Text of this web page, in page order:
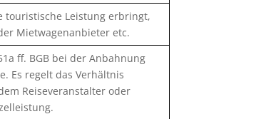
touristische Leistung erbringt,
Mietwagenanbieter etc.
ff. BGB bei der Anbahnung
Es regelt das Verhältnis
Reiseveranstalter oder